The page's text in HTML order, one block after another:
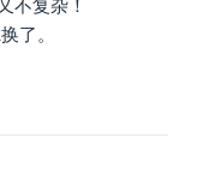
了。